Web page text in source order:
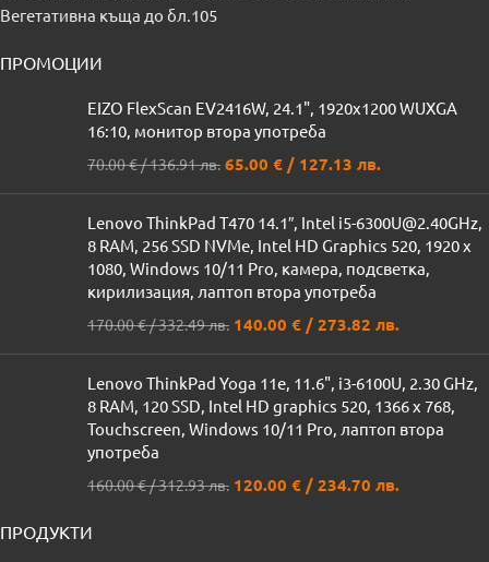
Вегетативна къща до бл.105
ПРОМОЦИИ
EIZO FlexScan EV2416W, 24.1", 1920x1200 WUXGA
16:10, монитор втора употреба
70.00€/ 136.91 лв. 65.00 € / 127.13 лв.
Lenovo ThinkPad T470 14.1″, Intel i5-6300U@2.40GHz,
8 RAM, 256 SSD NVMe, Intel HD Graphics 520, 1920 x
1080, Windows 10/11 Pro, камера, подсветка,
кирилизация, лаптоп втора употреба
170.00€/ 332.49 лв. 140.00 € / 273.82 лв.
Lenovo ThinkPad Yoga 11e, 11.6", i3-6100U, 2.30 GHz,
8 RAM, 120 SSD, Intel HD graphics 520, 1366 x 768,
Touchscreen, Windows 10/11 Pro, лаптоп втора
употреба
160.00€/ 312.93 лв. 120.00 € / 234.70 лв.
ПРОДУКТИ